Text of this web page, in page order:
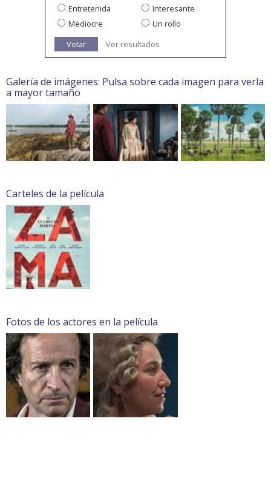
Entretenida
Interesante
Mediocre
Un rollo
Votar
Ver resultados
Galería de imágenes: Pulsa sobre cada imagen para verla
a mayor tamaño
Carteles de la película
Fotos de los actores en la película